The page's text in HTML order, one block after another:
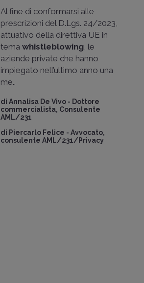
Al fine di conformarsi alle
prescrizioni del D.Lgs. 24/2023,
attuativo della direttiva UE in
tema whistleblowing, le
aziende private che hanno
impiegato nell’ultimo anno una
me..
di Annalisa De Vivo - Dottore
commercialista, Consulente
AML/231
di Piercarlo Felice - Avvocato,
consulente AML/231/Privacy